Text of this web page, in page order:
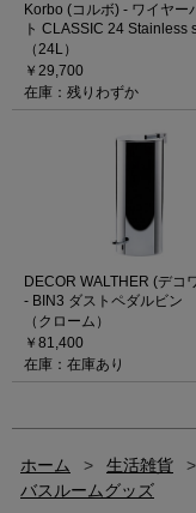
Korbo (コルボ) - ワイヤー
ト CLASSIC 24 Stainless
（24L）
￥29,700
在庫：残りわずか
DECOR WALTHER (デコ
- BIN3 ダストペダルビン
（クローム）
￥81,400
在庫：在庫あり
ホーム > 生活雑貨 >
バスルームグッズ